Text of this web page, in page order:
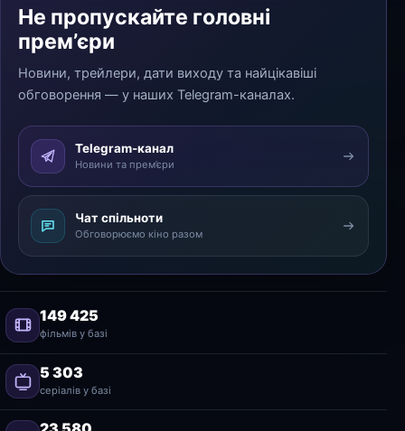
Не пропускайте головні
прем’єри
Новини, трейлери, дати виходу та найцікавіші
обговорення — у наших Telegram-каналах.
Telegram-канал
Новини та прем’єри
Чат спільноти
Обговорюємо кіно разом
149 425
фільмів у базі
5 303
серіалів у базі